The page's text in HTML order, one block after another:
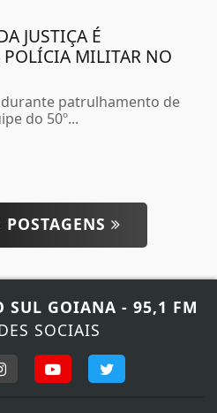
JUSTIÇA É
POLÍCIA MILITAR NO
patrulhamento de
do 50º...
SUL GOIANA - 95,1 FM
SOCIAIS